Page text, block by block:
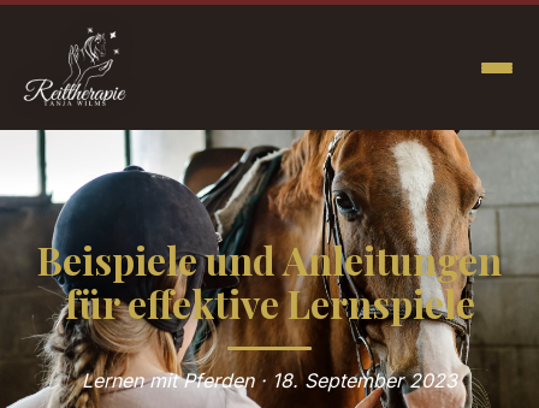
Beispiele und Anleitungen
für effektive Lernspiele
Lernen mit Pferden · 18. September 2023